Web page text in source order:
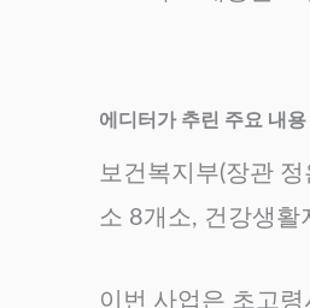
에디터가 추린 주요 내용
보건복지부(장관
소 8개소, 건강생활
이번 사업은 초고